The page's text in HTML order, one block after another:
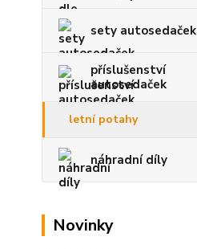
sety autosedaček
příslušenství
autosedaček
letní potahy
náhradní díly
Novinky